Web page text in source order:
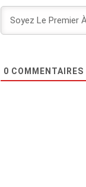
0 COMMENTAIRES